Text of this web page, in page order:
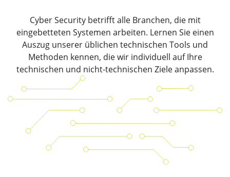
Cyber Security betrifft alle Branchen, die mit
eingebetteten Systemen arbeiten. Lernen Sie einen
Auszug unserer üblichen technischen Tools und
Methoden kennen, die wir individuell auf Ihre
technischen und nicht-technischen Ziele anpassen.